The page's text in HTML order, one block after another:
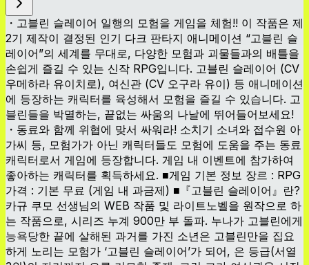
・고블린 슬레이어 일행의 모험을 게임을 체험!! 이 작품은 제
2기 제작이 결정된 인기 다크 판타지 애니메이션 “고블린 슬
레이어”의 세계를 무대로, 다양한 모험과 괴물들과의 배틀을
손쉽게 즐길 수 있는 신작 RPG입니다. 고블린 슬레이어 (CV
우메하라 유이치로), 여신관 (CV 오구라 유이) 등 애니메이션
에 등장하는 캐릭터를 육성해서 모험을 즐길 수 있습니다. 고
블린들을 박멸하는, 끝없는 싸움의 나날에 뛰어들어보세요!
・동료와 함께 위협에 맞서 싸워라! 소치기 소녀와 접수원 아
가씨 등, 모험가가 아닌 캐릭터들도 모험에 도움을 주는 동료
캐릭터로서 게임에 등장합니다. 게임 내 이벤트에 참가하여
좋아하는 캐릭터를 획득하세요. ■게임 기본 정보 장르 : RPG
가격 : 기본 무료 (게임 내 과금제) ■『고블린 슬레이어』란?
카규 쿠모 선생님의 WEB 작품 및 라이트노벨을 원작으로 하
는 작품으로, 시리즈 누계 900만 부 돌파. 누나가 고블린에게
능욕당한 끝에 살해된 과거를 가진 소년은 고블린만을 집요
하게 노리는 모험가 ‘고블린 슬레이어’가 되어, 은 등급(서열